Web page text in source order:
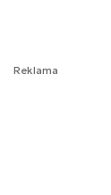
Reklama